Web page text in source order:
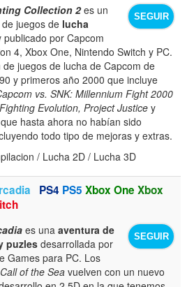
SEGUIR
Collection 2es un
de juegos de lucha
publicado por Capcom
4, Xbox One, Nintendo Switch y PC.
de juegos de lucha de Capcom de
y primeros año 2000 que incluye
vs. SNK: Millennium Fight 2000
Evolution, Project Justice y
hasta ahora no habían sido
todo tipo de mejoras y extras.
/ Lucha 2D / Lucha 3D
PS4 PS5 Xbox One Xbox
SEGUIR
es unaaventura de
puzles desarrollada por
Games para PC. Los
Call of the Sea vuelven con un nuevo